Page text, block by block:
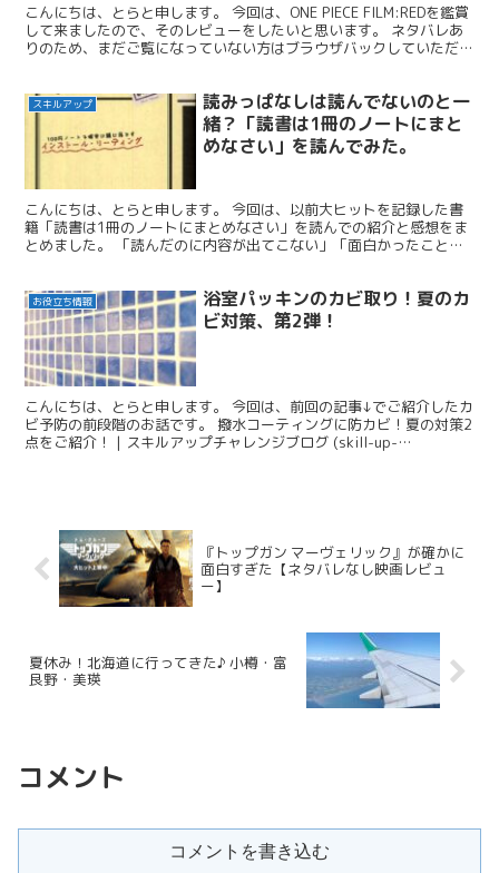
こんにちは、とらと申します。 今回は、ONE PIECE FILM:REDを鑑賞
して来ましたので、そのレビューをしたいと思います。 ネタバレあ
りのため、まだご覧になっていない方はブラウザバックしていただけ
スキルアップ
­­­読みっぱなしは読んでないのと一
緒？「読書は1冊のノートにまと
めなさい」を読んでみた。
こんにちは、とらと申します。 今回は、以前大ヒットを記録した書
籍「読書は1冊のノートにまとめなさい」を読んでの紹介と感想をま
とめました。 「読んだのに内容が出てこない」「面白かったことだ
お役立ち情報
浴室パッキンのカビ取り！夏のカ
ビ対策、第2弾！
こんにちは、とらと申します。 今回は、前回の記事↓でご紹介したカ
ビ予防の前段階のお話です。 撥水コーティングに防カビ！夏の対策2
点をご紹介！ | スキルアップチャレンジブログ (skill-up-
『トップガン マーヴェリック』が確かに
面白すぎた【ネタバレなし映画レビュ
ー】
夏休み！北海道に行ってきた♪ 小樽・富
良野・美瑛
コメント
コメントを書き込む